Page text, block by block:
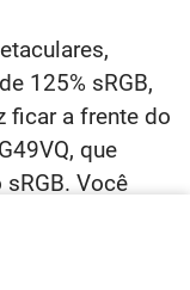
125% sRGB,
ficar a frente do
que
Você
aqui no